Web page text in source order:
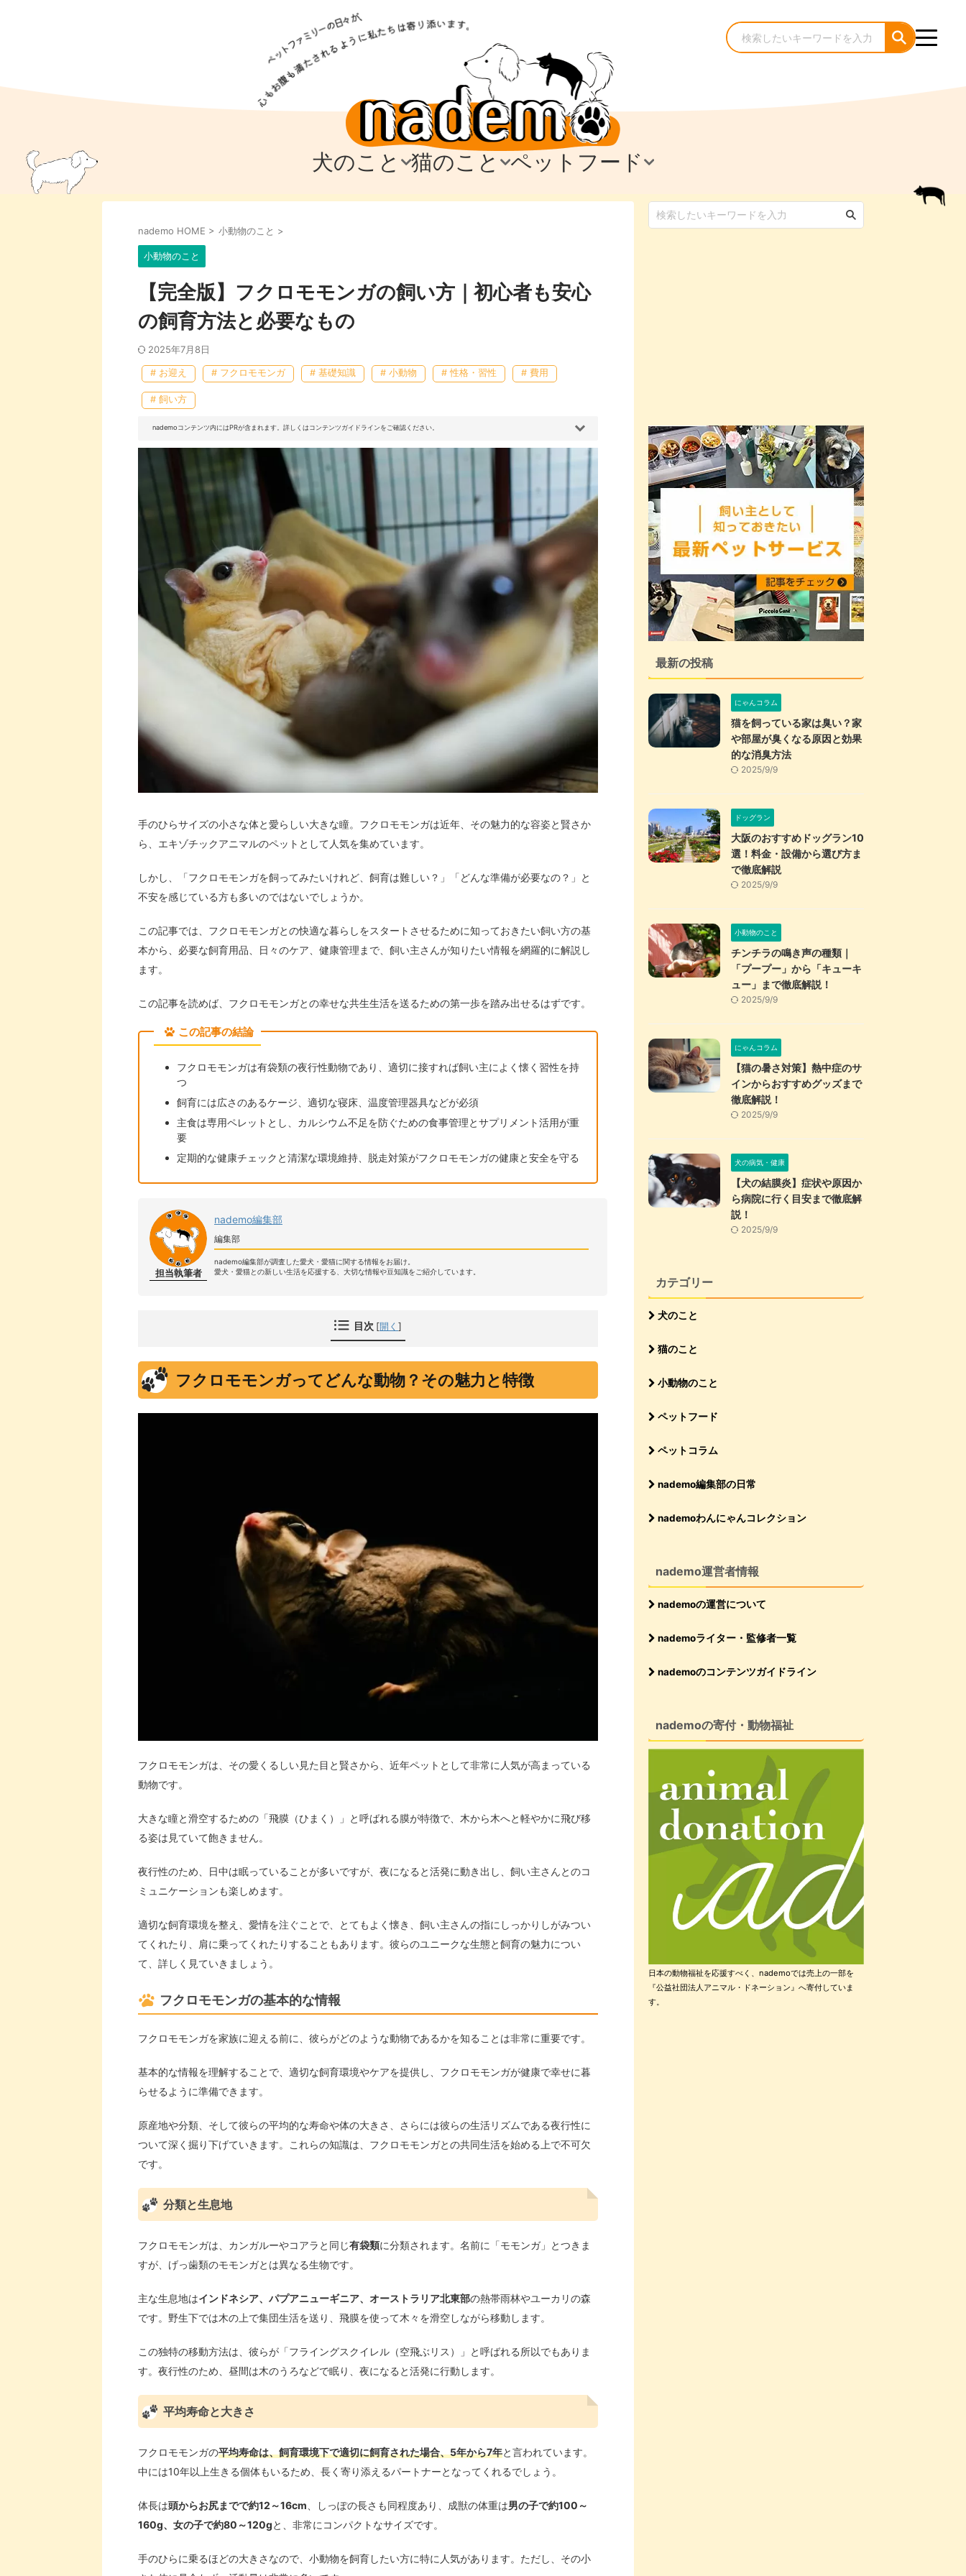
犬のこと
犬のこと
犬のケア・お手入れ
犬のしつけ
犬のアイテム
猫のこと
猫のこと
猫のケア・お手入れ
猫のしつけ
猫のアイテム
ペットフード
ペットフード
nademo HOME > 小動物のこと >
小動物のこと
【完全版】フクロモモンガの飼い方｜初心者も安心
の飼育方法と必要なもの
2025年7月8日
# お迎え # フクロモモンガ # 基礎知識 # 小動物 # 性格・習性 # 費用
# 飼い方
nademoコンテンツ内にはPRが含まれます。詳しくはコンテンツガイドラインをご確認ください。
手のひらサイズの小さな体と愛らしい大きな瞳。フクロモモンガは近年、その魅力的な容姿と賢さか
ら、エキゾチックアニマルのペットとして人気を集めています。
しかし、「フクロモモンガを飼ってみたいけれど、飼育は難しい？」「どんな準備が必要なの？」と
不安を感じている方も多いのではないでしょうか。
この記事では、フクロモモンガとの快適な暮らしをスタートさせるために知っておきたい飼い方の基
本から、必要な飼育用品、日々のケア、健康管理まで、飼い主さんが知りたい情報を網羅的に解説し
ます。
この記事を読めば、フクロモモンガとの幸せな共生生活を送るための第一歩を踏み出せるはずです。
この記事の結論
フクロモモンガは有袋類の夜行性動物であり、適切に接すれば飼い主によく懐く習性を持
つ
飼育には広さのあるケージ、適切な寝床、温度管理器具などが必須
主食は専用ペレットとし、カルシウム不足を防ぐための食事管理とサプリメント活用が重
要
定期的な健康チェックと清潔な環境維持、脱走対策がフクロモモンガの健康と安全を守る
担当執筆者
nademo編集部
編集部
nademo編集部が調査した愛犬・愛猫に関する情報をお届け。
愛犬・愛猫との新しい生活を応援する、大切な情報や豆知識をご紹介しています。
目次 [開く ]
フクロモモンガってどんな動物？その魅力と特徴
フクロモモンガは、その愛くるしい見た目と賢さから、近年ペットとして非常に人気が高まっている
動物です。
大きな瞳と滑空するための「飛膜（ひまく）」と呼ばれる膜が特徴で、木から木へと軽やかに飛び移
る姿は見ていて飽きません。
夜行性のため、日中は眠っていることが多いですが、夜になると活発に動き出し、飼い主さんとのコ
ミュニケーションも楽しめます。
適切な飼育環境を整え、愛情を注ぐことで、とてもよく懐き、飼い主さんの指にしっかりしがみつい
てくれたり、肩に乗ってくれたりすることもあります。彼らのユニークな生態と飼育の魅力につい
て、詳しく見ていきましょう。
フクロモモンガの基本的な情報
フクロモモンガを家族に迎える前に、彼らがどのような動物であるかを知ることは非常に重要です。
基本的な情報を理解することで、適切な飼育環境やケアを提供し、フクロモモンガが健康で幸せに暮
らせるように準備できます。
原産地や分類、そして彼らの平均的な寿命や体の大きさ、さらには彼らの生活リズムである夜行性に
ついて深く掘り下げていきます。これらの知識は、フクロモモンガとの共同生活を始める上で不可欠
です。
分類と生息地
フクロモモンガは、カンガルーやコアラと同じ有袋類に分類されます。名前に「モモンガ」とつきま
すが、げっ歯類のモモンガとは異なる生物です。
主な生息地はインドネシア、パプアニューギニア、オーストラリア北東部の熱帯雨林やユーカリの森
です。野生下では木の上で集団生活を送り、飛膜を使って木々を滑空しながら移動します。
この独特の移動方法は、彼らが「フライングスクイレル（空飛ぶリス）」と呼ばれる所以でもありま
す。夜行性のため、昼間は木のうろなどで眠り、夜になると活発に行動します。
平均寿命と大きさ
フクロモモンガの平均寿命は、飼育環境下で適切に飼育された場合、5年から7年と言われています。
中には10年以上生きる個体もいるため、長く寄り添えるパートナーとなってくれるでしょう。
体長は頭からお尻までで約12～16cm 、しっぽの長さも同程度あり、成獣の体重は男の子で約100～
160g、女の子で約80～120gと、非常にコンパクトなサイズです。
手のひらに乗るほどの大きさなので、小動物を飼育したい方に特に人気があります。ただし、その小
最新の投稿
にゃんコラム
猫を飼っている家は臭い？家
や部屋が臭くなる原因と効果
的な消臭方法
2025/9/9
ドッグラン
大阪のおすすめドッグラン10
選！料金・設備から選び方ま
で徹底解説
2025/9/9
小動物のこと
チンチラの鳴き声の種類｜
「プープー」から「キューキ
ュー」まで徹底解説！
2025/9/9
にゃんコラム
【猫の暑さ対策】熱中症のサ
インからおすすめグッズまで
徹底解説！
2025/9/9
犬の病気・健康
【犬の結膜炎】症状や原因か
ら病院に行く目安まで徹底解
説！
2025/9/9
カテゴリー
犬のこと
猫のこと
小動物のこと
ペットフード
ペットコラム
nademo編集部の日常
nademoわんにゃんコレクション
nademo運営者情報
nademoの運営について
nademoライター・監修者一覧
nademoのコンテンツガイドライン
nademoの寄付・動物福祉
日本の動物福祉を応援すべく、nademoでは売上の一部を
『公益社団法人アニマル・ドネーション』へ寄付していま
す。